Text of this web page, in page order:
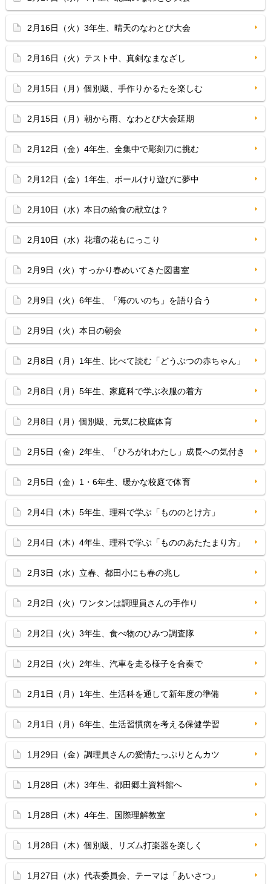
2月16日（火）3年生、晴天のなわとび大会
2月16日（火）テスト中、真剣なまなざし
2月15日（月）個別級、手作りかるたを楽しむ
2月15日（月）朝から雨、なわとび大会延期
2月12日（金）4年生、全集中で彫刻刀に挑む
2月12日（金）1年生、ボールけり遊びに夢中
2月10日（水）本日の給食の献立は？
2月10日（水）花壇の花もにっこり
2月9日（火）すっかり春めいてきた図書室
2月9日（火）6年生、「海のいのち」を語り合う
2月9日（火）本日の朝会
2月8日（月）1年生、比べて読む「どうぶつの赤ちゃん」
2月8日（月）5年生、家庭科で学ぶ衣服の着方
2月8日（月）個別級、元気に校庭体育
2月5日（金）2年生、「ひろがれわたし」成長への気付き
2月5日（金）1・6年生、暖かな校庭で体育
2月4日（木）5年生、理科で学ぶ「もののとけ方」
2月4日（木）4年生、理科で学ぶ「もののあたたまり方」
2月3日（水）立春、都田小にも春の兆し
2月2日（火）ワンタンは調理員さんの手作り
2月2日（火）3年生、食べ物のひみつ調査隊
2月2日（火）2年生、汽車を走る様子を合奏で
2月1日（月）1年生、生活科を通して新年度の準備
2月1日（月）6年生、生活習慣病を考える保健学習
1月29日（金）調理員さんの愛情たっぷりとんカツ
1月28日（木）3年生、都田郷土資料館へ
1月28日（木）4年生、国際理解教室
1月28日（木）個別級、リズム打楽器を楽しく
1月27日（水）代表委員会、テーマは「あいさつ」